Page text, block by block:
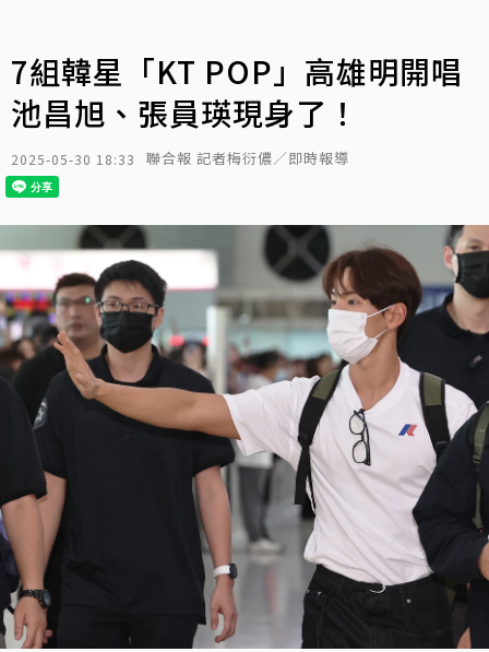
7組韓星「KT POP」高雄明開唱
池昌旭、張員瑛現身了！
2025-05-30 18:33 聯合報 記者梅衍儂／即時報導